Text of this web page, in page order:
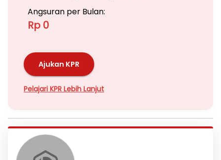
Angsuran per Bulan:
Rp 0
Ajukan KPR
Pelajari KPR Lebih Lanjut